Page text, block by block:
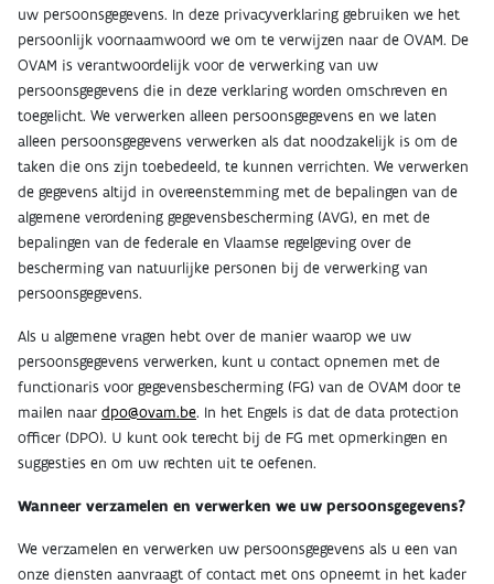
uw persoonsgegevens. In deze privacyverklaring gebruiken we het
persoonlijk voornaamwoord we om te verwijzen naar de OVAM. De
OVAM is verantwoordelijk voor de verwerking van uw
persoonsgegevens die in deze verklaring worden omschreven en
toegelicht. We verwerken alleen persoonsgegevens en we laten
alleen persoonsgegevens verwerken als dat noodzakelijk is om de
taken die ons zijn toebedeeld, te kunnen verrichten. We verwerken
de gegevens altijd in overeenstemming met de bepalingen van de
algemene verordening gegevensbescherming (AVG), en met de
bepalingen van de federale en Vlaamse regelgeving over de
bescherming van natuurlijke personen bij de verwerking van
persoonsgegevens.
Als u algemene vragen hebt over de manier waarop we uw
persoonsgegevens verwerken, kunt u contact opnemen met de
functionaris voor gegevensbescherming (FG) van de OVAM door te
mailen naar dpo@ovam.be. In het Engels is dat de data protection
officer (DPO). U kunt ook terecht bij de FG met opmerkingen en
suggesties en om uw rechten uit te oefenen.
Wanneer verzamelen en verwerken we uw persoonsgegevens?
We verzamelen en verwerken uw persoonsgegevens als u een van
onze diensten aanvraagt of contact met ons opneemt in het kader